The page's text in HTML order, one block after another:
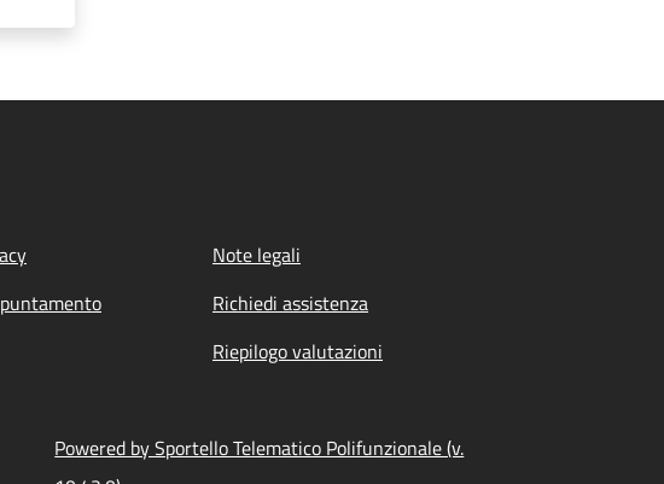
Note legali
Richiedi assistenza
Riepilogo valutazioni
Powered by Sportello Telematico Polifunzionale (v.